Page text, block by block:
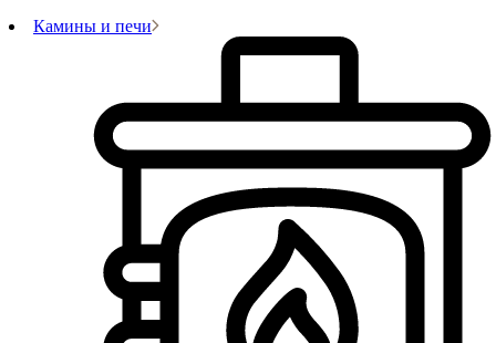
Камины и печи